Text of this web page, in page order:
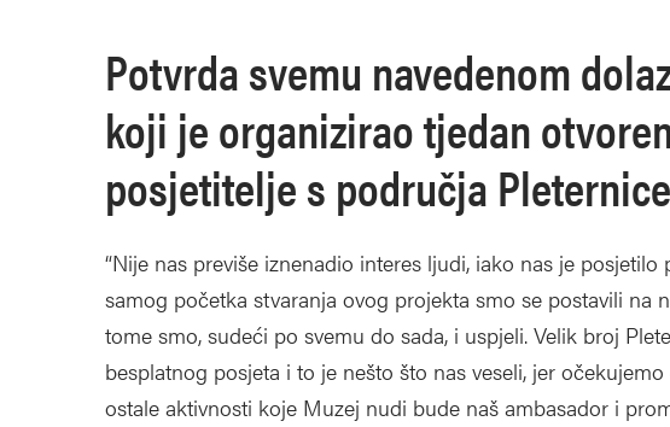
Potvrda svemu navedenom
koji je organizirao tjedan
posjetitelje s područja
“Nije nas previše iznenadio interes ljudi, iako nas je
samog početka stvaranja ovog projekta smo se postavili na
tome smo, sudeći po svemu do sada, i uspjeli. Velik broj
besplatnog posjeta i to je nešto što nas veseli, jer
ostale aktivnosti koje Muzej nudi bude naš ambasador i